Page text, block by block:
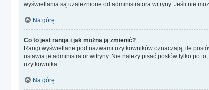
wyświetlania są uzależnione od administratora witryny. Jeśli nie
Na górę
Co to jest ranga i jak można ją zmienić?
Rangi wyświetlane pod nazwami użytkowników oznaczają, ile
ustawia je administrator witryny. Nie należy pisać postów tylko po
użytkownika.
Na górę